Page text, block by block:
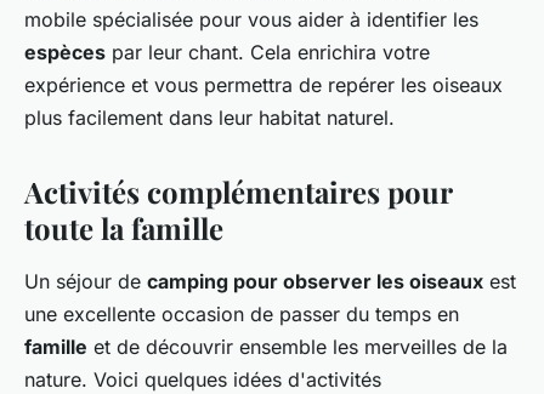
mobile spécialisée pour vous aider à identifier les
espèces par leur chant. Cela enrichira votre
expérience et vous permettra de repérer les oiseaux
plus facilement dans leur habitat naturel.
Activités complémentaires pour
toute la famille
Un séjour de camping pour observer les oiseaux est
une excellente occasion de passer du temps en
famille et de découvrir ensemble les merveilles de la
nature. Voici quelques idées d'activités